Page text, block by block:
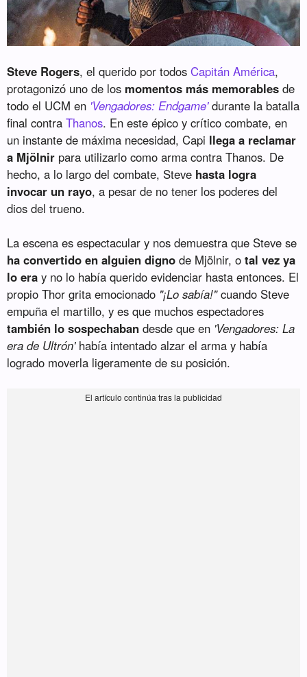
Steve Rogers, el querido por todosCapitán América,
protagonizó uno de los momentos más memorables de
todo el UCM en 'Vengadores: Endgame'durante la batalla
final contraThanos. En este épico y crítico combate, en
un instante de máxima necesidad, Capi llega a reclamar
a Mjölnir para utilizarlo como arma contra Thanos. De
hecho, a lo largo del combate, Steve hasta logra
invocar un rayo, a pesar de no tener los poderes del
dios del trueno.
La escena es espectacular y nos demuestra que Steve se
ha convertido en alguien digno de Mjölnir, otal vez ya
lo era y no lo había querido evidenciar hasta entonces. El
propio Thor grita emocionado "¡Lo sabía!"cuando Steve
empuña el martillo, y es que muchos espectadores
también lo sospechaban desde que en 'Vengadores: La
era de Ultrón'había intentado alzar el arma y había
logrado moverla ligeramente de su posición.